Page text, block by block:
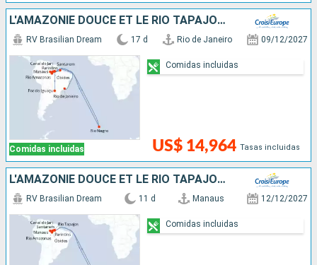
L'AMAZONIE DOUCE ET LE RIO TAPAJOS - CROISIÈRE ENVOUTANTE ET INTIMISTE VERS LES PLUS BELLES PLAGES DE L'AMAZONE - RIO, VIBRANTE ET ÉTERNELLE, ET SÉJOUR D'EXCEPTION AUX CHUTES D'IGUAÇU (FORMULE PORT/PO
Comidas incluidas
RV Brasilian Dream 17 d Rio de Janeiro 09/12/2027
US$ 14,964 Tasas incluidas
Comidas incluidas
L'AMAZONIE DOUCE ET LE RIO TAPAJOS - CROISIÈRE ENVOUTANTE ET INTIMISTE VERS LES PLUS BELLES PLAGES DE L'AMAZONE
RV Brasilian Dream 11 d Manaus 12/12/2027
Comidas incluidas